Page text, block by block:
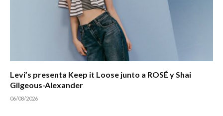
Levi’s presenta Keep it Loose junto a ROSÉ y Shai
Gilgeous-Alexander
06/08/2026